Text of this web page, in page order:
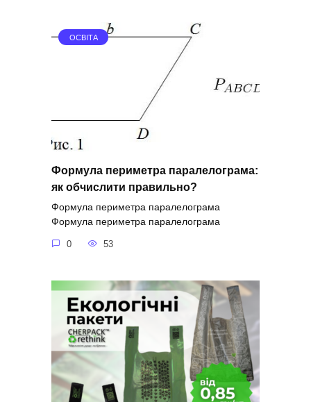
ОСВІТА
Формула периметра паралелограма:
як обчислити правильно?
Формула периметра паралелограма
Формула периметра паралелограма
0 53